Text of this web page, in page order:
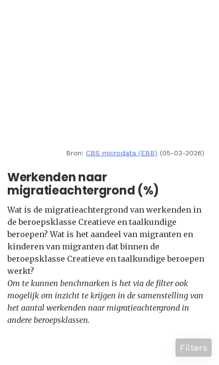
Bron: CBS microdata (EBB) (05-03-2026)
Werkenden naar
migratieachtergrond (%)
Wat is de migratieachtergrond van werkenden in
de beroepsklasse Creatieve en taalkundige
beroepen? Wat is het aandeel van migranten en
kinderen van migranten dat binnen de
beroepsklasse Creatieve en taalkundige beroepen
werkt?
Om te kunnen benchmarken is het via de filter ook
mogelijk om inzicht te krijgen in de samenstelling van
het aantal werkenden naar migratieachtergrond in
andere beroepsklassen.
Filters